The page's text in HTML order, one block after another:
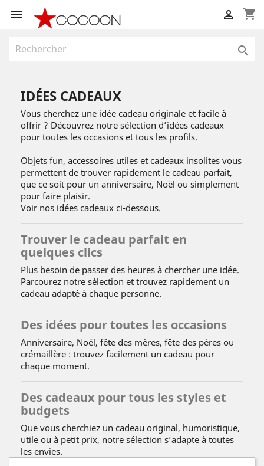
 shopping_cart


IDÉES CADEAUX
Vous cherchez une idée cadeau originale et facile à
offrir ? Découvrez notre sélection d’idées cadeaux
pour toutes les occasions et tous les profils.
Objets fun, accessoires utiles et cadeaux insolites vous
permettent de trouver rapidement le cadeau parfait,
que ce soit pour un anniversaire, Noël ou simplement
pour faire plaisir.
Voir nos idées cadeaux ci-dessous.
Trouver le cadeau parfait en
quelques clics
Plus besoin de passer des heures à chercher une idée.
Parcourez notre sélection et trouvez rapidement un
cadeau adapté à chaque personne.
Des idées pour toutes les occasions
Anniversaire, Noël, fête des mères, fête des pères ou
crémaillère : trouvez facilement un cadeau pour
chaque moment.
Des cadeaux pour tous les styles et
budgets
Que vous cherchiez un cadeau original, humoristique,
utile ou à petit prix, notre sélection s’adapte à toutes
les envies.